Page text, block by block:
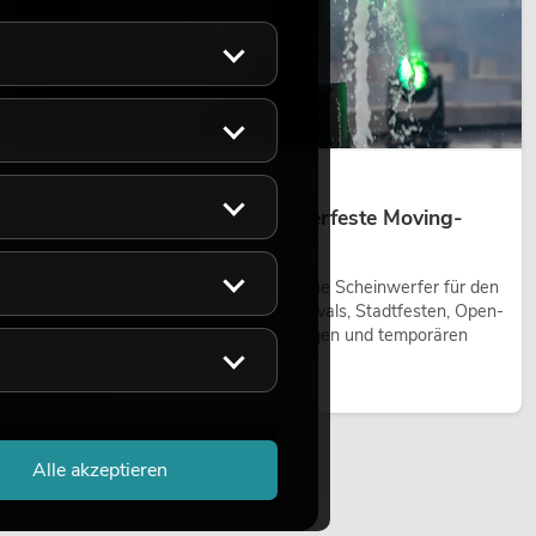
14.05.2026
Outdoor Moving-Heads: Wetterfeste Moving-
Heads bei Events
Outdoor Moving-Heads sind bewegliche Scheinwerfer für den
Einsatz im Freien. Sie werden bei Festivals, Stadtfesten, Open-
Air-Konzerten, Architekturinszenierungen und temporären
Außeninstallationen eingesetzt.
Alle akzeptieren